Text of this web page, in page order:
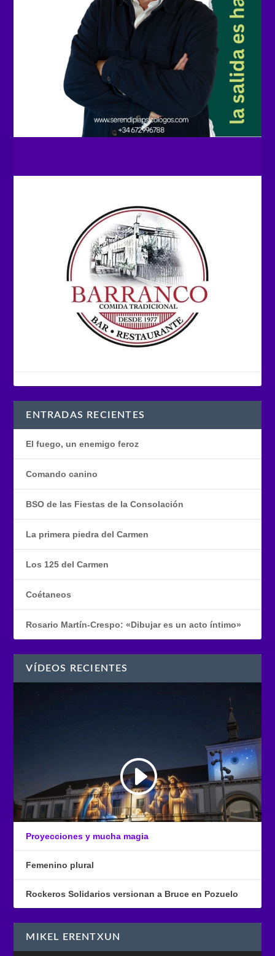
ENTRADAS RECIENTES
El fuego, un enemigo feroz
Comando canino
BSO de las Fiestas de la Consolación
La primera piedra del Carmen
Los 125 del Carmen
Coétaneos
Rosario Martín-Crespo: «Dibujar es un acto íntimo»
VÍDEOS RECIENTES
Proyecciones y mucha magia
Femenino plural
Rockeros Solidarios versionan a Bruce en Pozuelo
MIKEL ERENTXUN